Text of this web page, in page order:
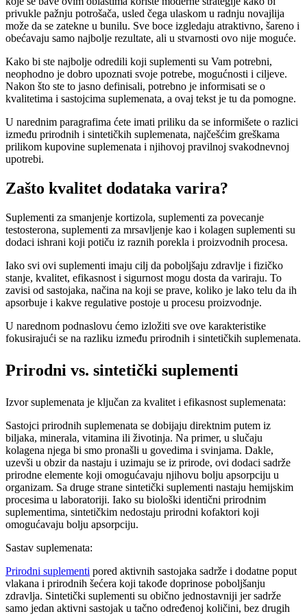
privukle pažnju potrošača, usled čega ulaskom u radnju novajlija
može da se zatekne u bunilu. Sve boce izgledaju atraktivno, šareno i
obećavaju samo najbolje rezultate, ali u stvarnosti ovo nije moguće.
Kako bi ste najbolje odredili koji suplementi su Vam potrebni,
neophodno je dobro upoznati svoje potrebe, mogućnosti i ciljeve.
Nakon što ste to jasno definisali, potrebno je informisati se o
kvalitetima i sastojcima suplemenata, a ovaj tekst je tu da pomogne.
U narednim paragrafima ćete imati priliku da se informišete o razlici
između prirodnih i sintetičkih suplemenata, najčešćim greškama
prilikom kupovine suplemenata i njihovoj pravilnoj svakodnevnoj
upotrebi.
Zašto kvalitet dodataka varira?
Suplementi za smanjenje kortizola, suplementi za povecanje
testosterona, suplementi za mrsavljenje kao i kolagen suplementi su
dodaci ishrani koji potiču iz raznih porekla i proizvodnih procesa.
Iako svi ovi suplementi imaju cilj da poboljšaju zdravlje i fizičko
stanje, kvalitet, efikasnost i sigurnost mogu dosta da variraju. To
zavisi od sastojaka, načina na koji se prave, koliko je lako telu da ih
apsorbuje i kakve regulative postoje u procesu proizvodnje.
U narednom podnaslovu ćemo izložiti sve ove karakteristike
fokusirajući se na razliku između prirodnih i sintetičkih suplemenata.
Prirodni vs. sintetički suplementi
Izvor suplemenata je ključan za kvalitet i efikasnost suplemenata:
Sastojci prirodnih suplemenata se dobijaju direktnim putem iz
biljaka, minerala, vitamina ili životinja. Na primer, u slučaju
kolagena njega bi smo pronašli u govedima i svinjama. Dakle,
uzevši u obzir da nastaju i uzimaju se iz prirode, ovi dodaci sadrže
prirodne elemente koji omogućavaju njihovu bolju apsorpciju u
organizam. Sa druge strane sintetički suplementi nastaju hemijskim
procesima u laboratoriji. Iako su biološki identični prirodnim
suplementima, sintetičkim nedostaju prirodni kofaktori koji
omogućavaju bolju apsorpciju.
Sastav suplemenata:
Prirodni suplementi pored aktivnih sastojaka sadrže i dodatne poput
vlakana i prirodnih šećera koji takođe doprinose poboljšanju
zdravlja. Sintetički suplementi su obično jednostavniji jer sadrže
samo jedan aktivni sastojak u tačno određenoj količini, bez drugih